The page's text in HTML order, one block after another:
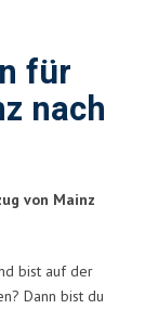
für
nach
von Mainz
bist auf der
Dann bist du